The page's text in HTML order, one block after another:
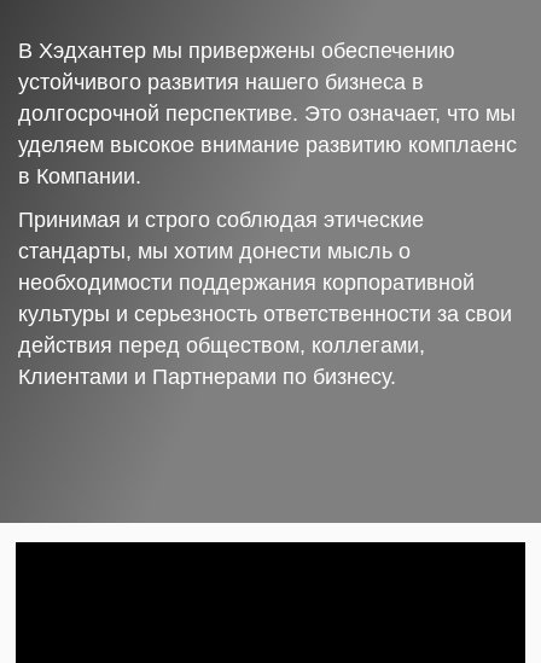
В Хэдхантер мы привержены обеспечению
устойчивого развития нашего бизнеса в
долгосрочной перспективе. Это означает, что мы
уделяем высокое внимание развитию комплаенс
в Компании.
Принимая и строго соблюдая этические
стандарты, мы хотим донести мысль о
необходимости поддержания корпоративной
культуры и серьезность ответственности за свои
действия перед обществом, коллегами,
Клиентами и Партнерами по бизнесу.